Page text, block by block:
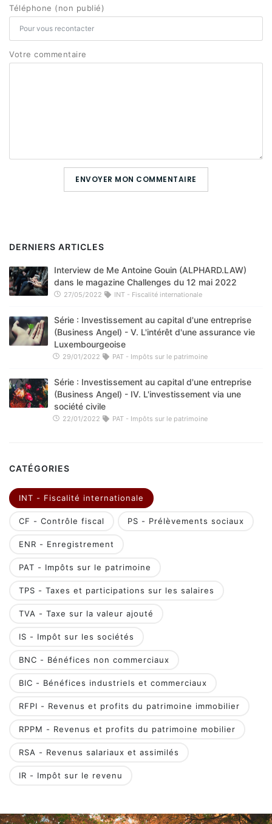
Téléphone (non publié)
Votre commentaire
ENVOYER MON COMMENTAIRE
DERNIERS ARTICLES
Interview de Me Antoine Gouin (ALPHARD.LAW)
dans le magazine Challenges du 12 mai 2022
27/05/2022 INT - Fiscalité internationale
Série : Investissement au capital d'une entreprise
(Business Angel) - V. L'intérêt d'une assurance vie
Luxembourgeoise
29/01/2022 PAT - Impôts sur le patrimoine
Série : Investissement au capital d'une entreprise
(Business Angel) - IV. L'investissement via une
société civile
22/01/2022 PAT - Impôts sur le patrimoine
CATÉGORIES
INT - Fiscalité internationale
CF - Contrôle fiscal PS - Prélèvements sociaux
ENR - Enregistrement
PAT - Impôts sur le patrimoine
TPS - Taxes et participations sur les salaires
TVA - Taxe sur la valeur ajouté
IS - Impôt sur les sociétés
BNC - Bénéfices non commerciaux
BIC - Bénéfices industriels et commerciaux
RFPI - Revenus et profits du patrimoine immobilier
RPPM - Revenus et profits du patrimoine mobilier
RSA - Revenus salariaux et assimilés
IR - Impôt sur le revenu